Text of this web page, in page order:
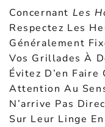
Concernant Les
Respectez Les
Généralement
Vos Grillades À
Évitez D’en
Attention Au
N’arrive Pas
Sur Leur Linge